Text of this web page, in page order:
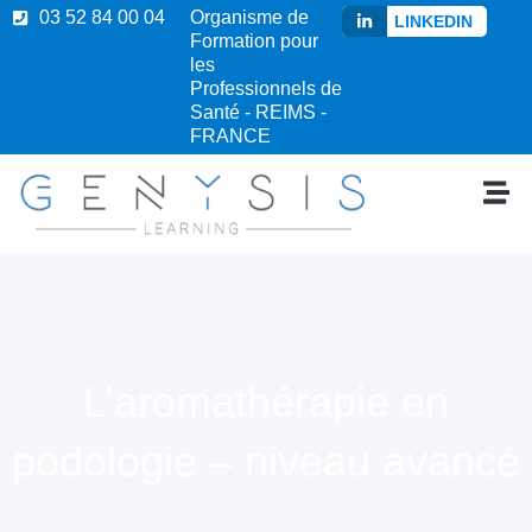
03 52 84 00 04
Organisme de
Formation pour
les
Professionnels de
Santé - REIMS -
FRANCE
LINKEDIN